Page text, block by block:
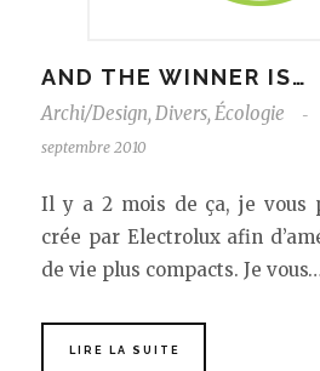
AND THE WINNER IS…
Archi/Design, Divers, Écologie -
septembre 2010
Il y a 2 mois de ça, je vous
crée par Electrolux afin
de vie plus compacts. Je
LIRE LA SUITE